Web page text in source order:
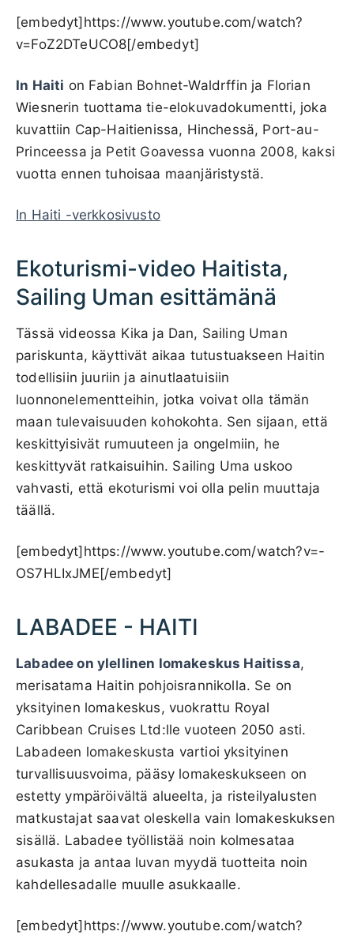
[embedyt]https://www.youtube.com/watch?
v=FoZ2DTeUCO8[/embedyt]
In Haiti on Fabian Bohnet-Waldrffin ja Florian
Wiesnerin tuottama tie-elokuvadokumentti, joka
kuvattiin Cap-Haitienissa, Hinchessä, Port-au-
Princeessa ja Petit Goavessa vuonna 2008, kaksi
vuotta ennen tuhoisaa maanjäristystä.
In Haiti -verkkosivusto
Ekoturismi-video Haitista,
Sailing Uman esittämänä
Tässä videossa Kika ja Dan, Sailing Uman
pariskunta, käyttivät aikaa tutustuakseen Haitin
todellisiin juuriin ja ainutlaatuisiin
luonnonelementteihin, jotka voivat olla tämän
maan tulevaisuuden kohokohta. Sen sijaan, että
keskittyisivät rumuuteen ja ongelmiin, he
keskittyvät ratkaisuihin. Sailing Uma uskoo
vahvasti, että ekoturismi voi olla pelin muuttaja
täällä.
[embedyt]https://www.youtube.com/watch?v=-
OS7HLIxJME[/embedyt]
LABADEE - HAITI
Labadee on ylellinen lomakeskus Haitissa,
merisatama Haitin pohjoisrannikolla. Se on
yksityinen lomakeskus, vuokrattu Royal
Caribbean Cruises Ltd:lle vuoteen 2050 asti.
Labadeen lomakeskusta vartioi yksityinen
turvallisuusvoima, pääsy lomakeskukseen on
estetty ympäröivältä alueelta, ja risteilyalusten
matkustajat saavat oleskella vain lomakeskuksen
sisällä. Labadee työllistää noin kolmesataa
asukasta ja antaa luvan myydä tuotteita noin
kahdellesadalle muulle asukkaalle.
[embedyt]https://www.youtube.com/watch?